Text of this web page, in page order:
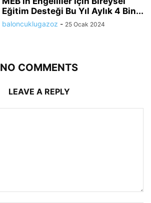
Eğitim Desteği Bu Yıl Aylık 4 Bin...
baloncuklugazoz - 25 Ocak 2024
NO COMMENTS
LEAVE A REPLY